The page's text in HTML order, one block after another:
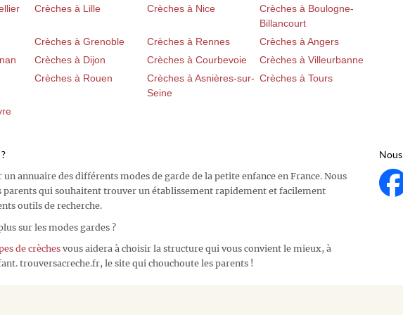
Crèches à Lille Crèches à Nice
Crèches à Boulogne-
Billancourt
Crèches à Grenoble Crèches à Rennes
Crèches à Angers
Crèches à Dijon Crèches à Courbevoie
Crèches à Villeurbanne
Crèches à Rouen
Crèches à Asnières-sur-
Seine
Crèches à Tours
annuaire des différents modes de garde de la petite enfance en France. Nous
parents qui souhaitent trouver un établissement rapidement et facilement
outils de recherche.
sur les modes gardes ?
de crèchesvous aidera à choisir la structure qui vous convient le mieux, à
trouversacreche.fr, le site qui chouchoute les parents !